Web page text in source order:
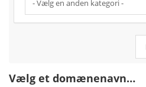
Vælg et domænenavn…